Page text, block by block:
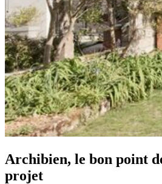
Archibien, le bon point
projet